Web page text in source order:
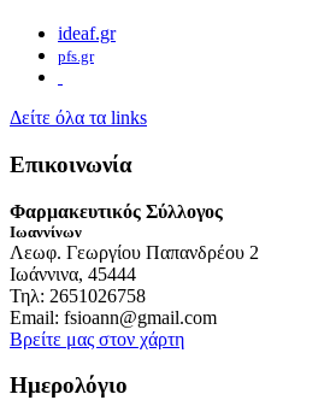
ideaf.gr
pfs.gr
Δείτε όλα τα links
Επικοινωνία
Φαρμακευτικός Σύλλογος
Ιωαννίνων
Λεωφ. Γεωργίου Παπανδρέου 2
Ιωάννινα, 45444
Τηλ: 2651026758
Email: fsioann@gmail.com
Βρείτε μας στον χάρτη
Ημερολόγιο